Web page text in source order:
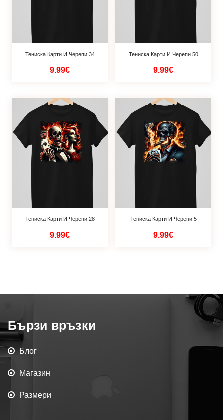
Тениска Карти И Черепи 34
9.99€
Тениска Карти И Черепи 50
9.99€
Тениска Карти И Черепи 28
9.99€
Тениска Карти И Черепи 5
9.99€
Бързи връзки
Блог
Магазин
Размери